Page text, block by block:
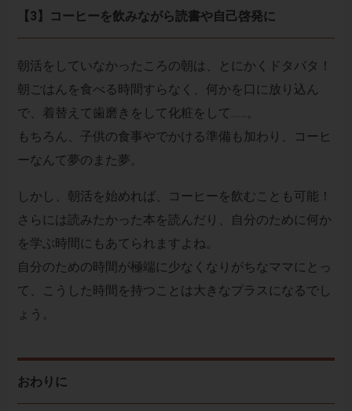
【3】コーヒーを飲みながら読書や自己啓発に
朝活をしていなかったころの朝は、とにかくドタバタ！
朝ごはんを食べる時間すらなく、何かを口に放り込ん
で、着替えて歯磨きをして化粧をして……。
もちろん、子供の食事やでかける準備も加わり、コーヒ
ーなんて夢のまた夢。
しかし、朝活を始めれば、コーヒーを飲むことも可能！
さらには読みたかった本を読んだり、自分のために何か
を学ぶ時間にもあてられますよね。
自分のための時間が極端に少なくなりがちなママにとっ
て、こうした時間を持つことは大きなプラスになるでし
ょう。
おわりに